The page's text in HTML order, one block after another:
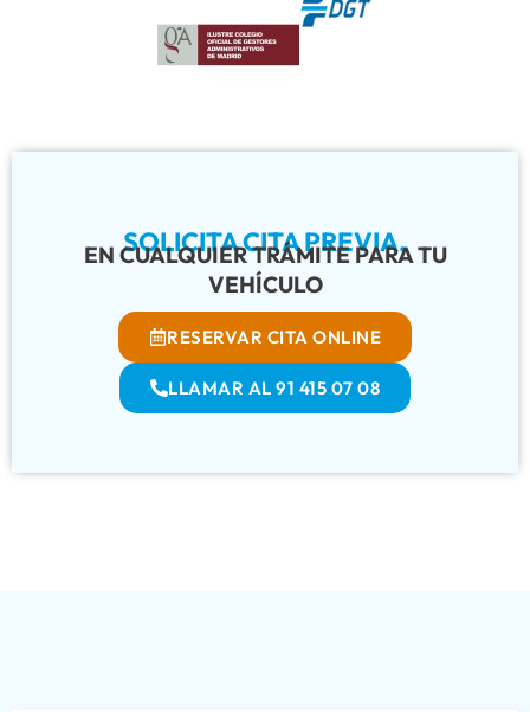
SOLICITA CITA PREVIA.
EN CUALQUIER TRÁMITE PARA TU
VEHÍCULO
RESERVAR CITA ONLINE
LLAMAR AL 91 415 07 08